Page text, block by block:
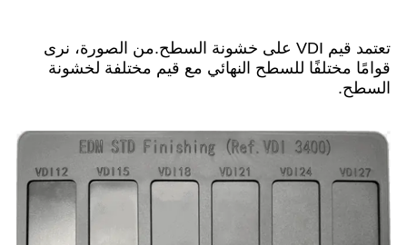
تعتمد قيم VDI على خشونة السطح.من الصورة، نرى
قوامًا مختلفًا للسطح النهائي مع قيم مختلفة لخشونة
السطح.